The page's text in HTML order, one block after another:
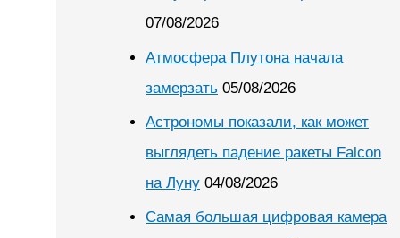
07/08/2026
Атмосфера Плутона начала
замерзать 05/08/2026
Астрономы показали, как может
выглядеть падение ракеты Falcon
на Луну 04/08/2026
Самая большая цифровая камера